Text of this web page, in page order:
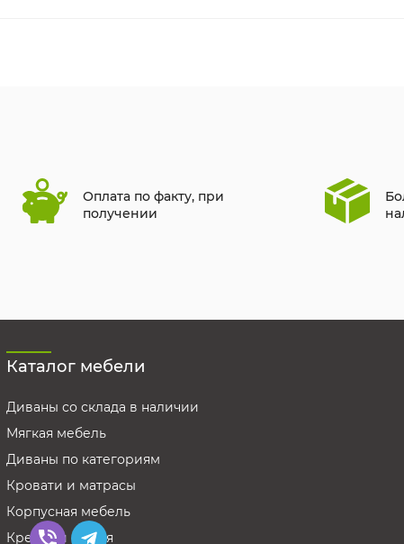
Оплата по факту, при
получении
Каталог мебели
Диваны со склада в наличии
Мягкая мебель
Диваны по категориям
Кровати и матрасы
Корпусная мебель
Кресла и стулья